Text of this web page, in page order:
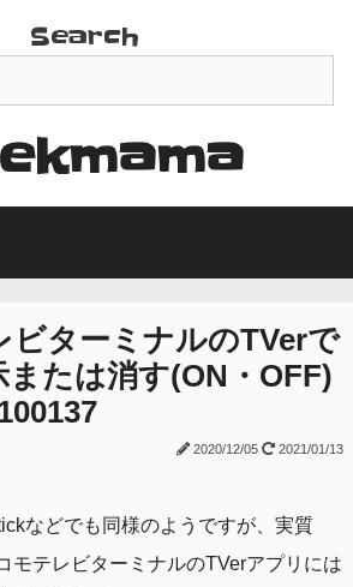
Search
ビターミナルのTVerで
または消す(ON・OFF)
2020/12/05 2021/01/13
などでも同様のようですが、実質
モテレビターミナルのTVerアプリには